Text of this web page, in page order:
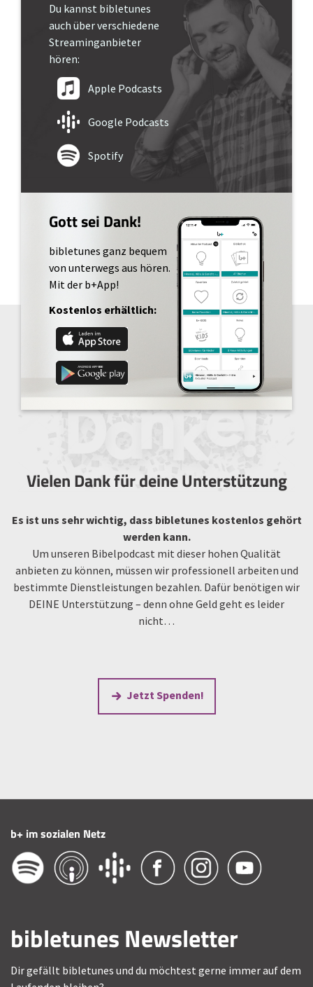
Du kannst bibletunes
auch über verschiedene
Streaminganbieter
hören:
Apple Podcasts
Google Podcasts
Spotify
Gott sei Dank!
bibletunes ganz bequem
von unterwegs aus hören.
Mit der b+App!
Kostenlos erhältlich:
Vielen Dank für deine Unterstützung
Es ist uns sehr wichtig, dass bibletunes kostenlos gehört
werden kann.
Um unseren Bibelpodcast mit dieser hohen Qualität
anbieten zu können, müssen wir professionell arbeiten und
bestimmte Dienstleistungen bezahlen. Dafür benötigen wir
DEINE Unterstützung – denn ohne Geld geht es leider
nicht…
Jetzt Spenden!
b+ im sozialen Netz
bibletunes Newsletter
Dir gefällt bibletunes und du möchtest gerne immer auf dem